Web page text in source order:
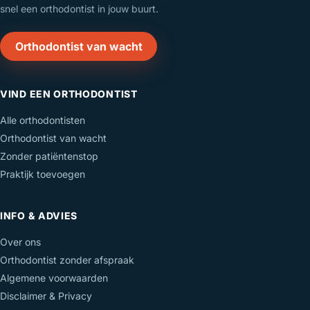
snel een orthodontist in jouw buurt.
Orthodontist van wacht
VIND EEN ORTHODONTIST
Alle orthodontisten
Orthodontist van wacht
Zonder patiëntenstop
Praktijk toevoegen
INFO & ADVIES
Over ons
Orthodontist zonder afspraak
Algemene voorwaarden
Disclaimer & Privacy